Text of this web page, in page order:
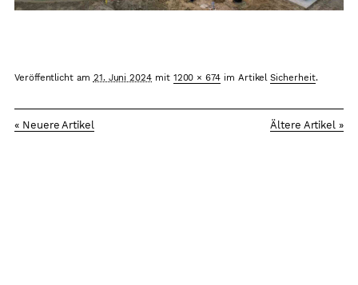
Veröffentlicht am 21. Juni 2024 mit 1200 × 674 im ArtikelSicherheit.
« Neuere Artikel Ältere Artikel »